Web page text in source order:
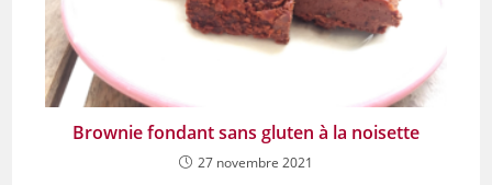
Brownie fondant sans gluten à la noisette
27 novembre 2021